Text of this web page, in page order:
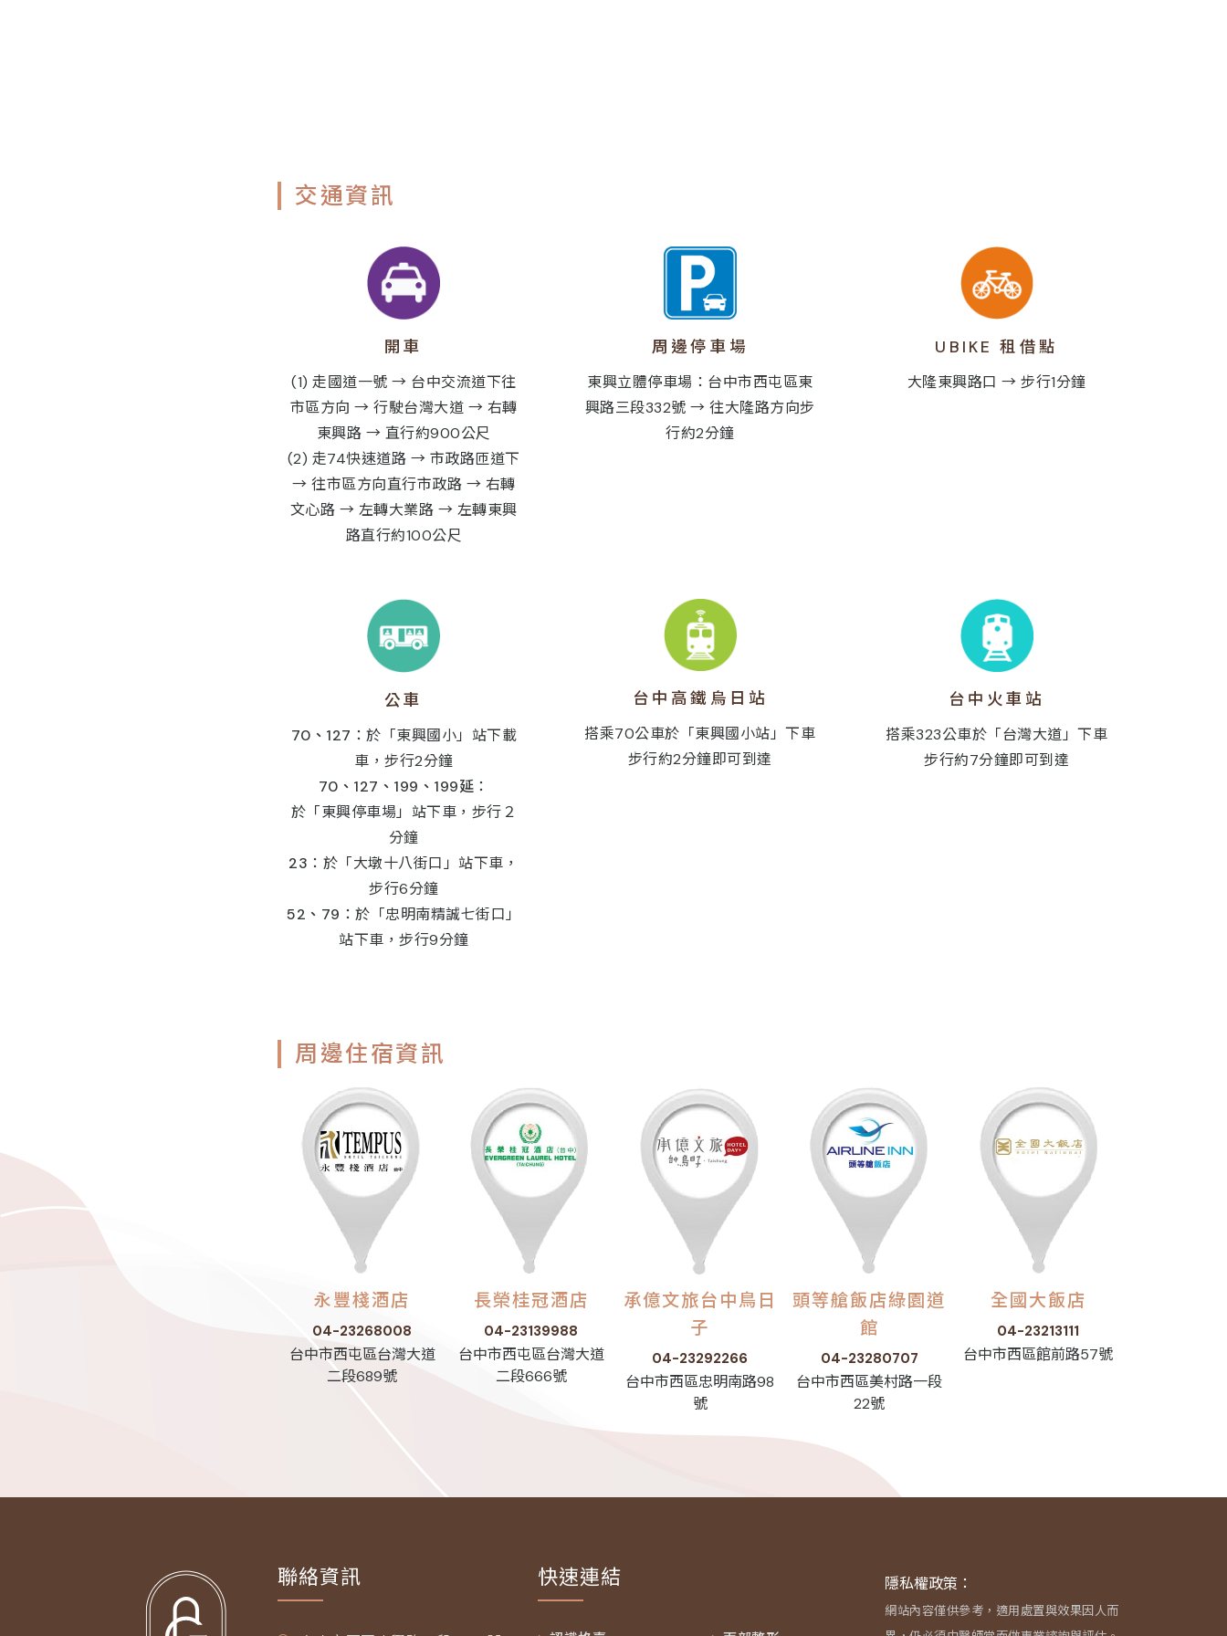
交通資訊
開車
(1) 走國道一號 → 台中交流道下往
市區方向 → 行駛台灣大道 → 右轉
東興路 → 直行約900公尺
(2) 走74快速道路 → 市政路匝道下
→ 往市區方向直行市政路 → 右轉
文心路 → 左轉大業路 → 左轉東興
路直行約100公尺
周邊停車場
東興立體停車場：台中市西屯區東
興路三段332號 → 往大隆路方向步
行約2分鐘
UBIKE 租借點
大隆東興路口 → 步行1分鐘
公車
70、127 ：於「東興國小」站下載
車，步行2分鐘
70、127、199、199延 ：
於「東興停車場」站下車，步行２
分鐘
23 ：於「大墩十八街口」站下車，
步行6分鐘
52、79 ：於「忠明南精誠七街口」
站下車，步行9分鐘
台中高鐵烏日站
搭乘70公車於「東興國小站」下車
步行約2分鐘即可到達
台中火車站
搭乘323公車於「台灣大道」下車
步行約7分鐘即可到達
周邊住宿資訊
永豐棧酒店
04-23268008
台中市西屯區台灣大道
二段689號
長榮桂冠酒店
04-23139988
台中市西屯區台灣大道
二段666號
承億文旅台中鳥日
子
04-23292266
台中市西區忠明南路98
號
頭等艙飯店綠園道
館
04-23280707
台中市西區美村路一段
22號
全國大飯店
04-23213111
台中市西區館前路57號
聯絡資訊 快速連結 隱私權政策：
網站內容僅供參考，適用處置與效果因人而